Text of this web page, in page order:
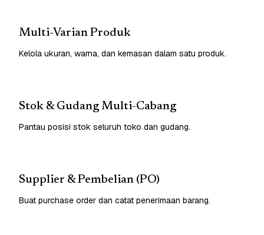
Multi-Varian Produk
Kelola ukuran, warna, dan kemasan dalam satu produk.
Stok & Gudang Multi-Cabang
Pantau posisi stok seluruh toko dan gudang.
Supplier & Pembelian (PO)
Buat purchase order dan catat penerimaan barang.